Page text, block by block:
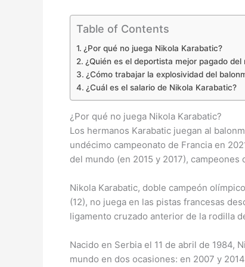
Table of Contents
¿Por qué no juega Nikola Karabatic?
¿Quién es el deportista mejor pagado del
¿Cómo trabajar la explosividad del
¿Cuál es el salario de Nikola Karabatic?
¿Por qué no juega Nikola Karabatic?
Los hermanos Karabatic juegan al
undécimo campeonato de Francia en
del mundo (en 2015 y 2017),
Nikola Karabatic, doble campeón
(12), no juega en las pistas francesas
ligamento cruzado anterior de la rodilla
Nacido en Serbia el 11 de abril de 1984,
mundo en dos ocasiones: en 2007 y